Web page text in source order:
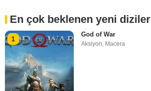
En çok beklenen yeni diziler
1
God of War
Aksiyon, Macera